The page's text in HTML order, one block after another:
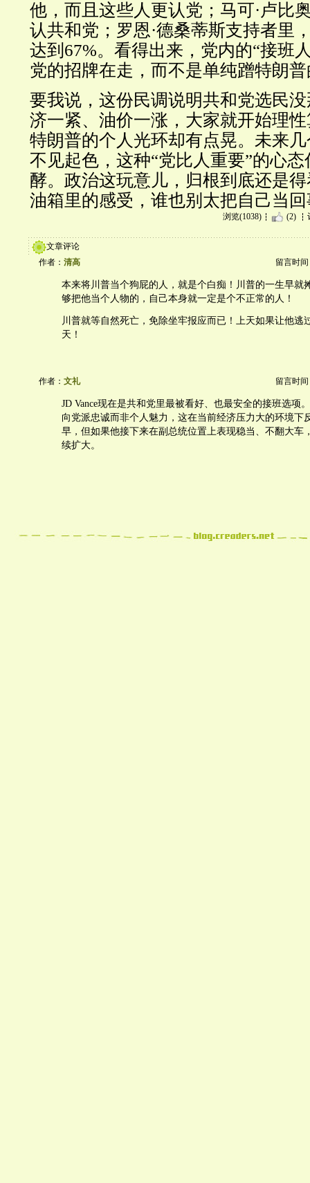
他，而且这些人更认党；马可·卢比
认共和党；罗恩·德桑蒂斯支持者里
达到67%。看得出来，党内的“接班
党的招牌在走，而不是单纯蹭特朗
要我说，这份民调说明共和党选民
济一紧、油价一涨，大家就开始理
特朗普的个人光环却有点晃。未来
不见起色，这种“党比人重要”的心
酵。政治这玩意儿，归根到底还是
油箱里的感受，谁也别太把自己当
浏览(1038) (2)
文章评论
作者： 清高 留言时间
本来将川普当个狗屁的人，就是个白痴！川普的一生早就
够把他当个人物的，自己本身就一定是个不正常的人！
川普就等自然死亡，免除坐牢报应而已！上天如果让他逃
天！
作者： 文礼 留言时间
JD Vance现在是共和党里最被看好、也最安全的接班选项
向党派忠诚而非个人魅力，这在当前经济压力大的环境下
早，但如果他接下来在副总统位置上表现稳当、不翻大车
续扩大。